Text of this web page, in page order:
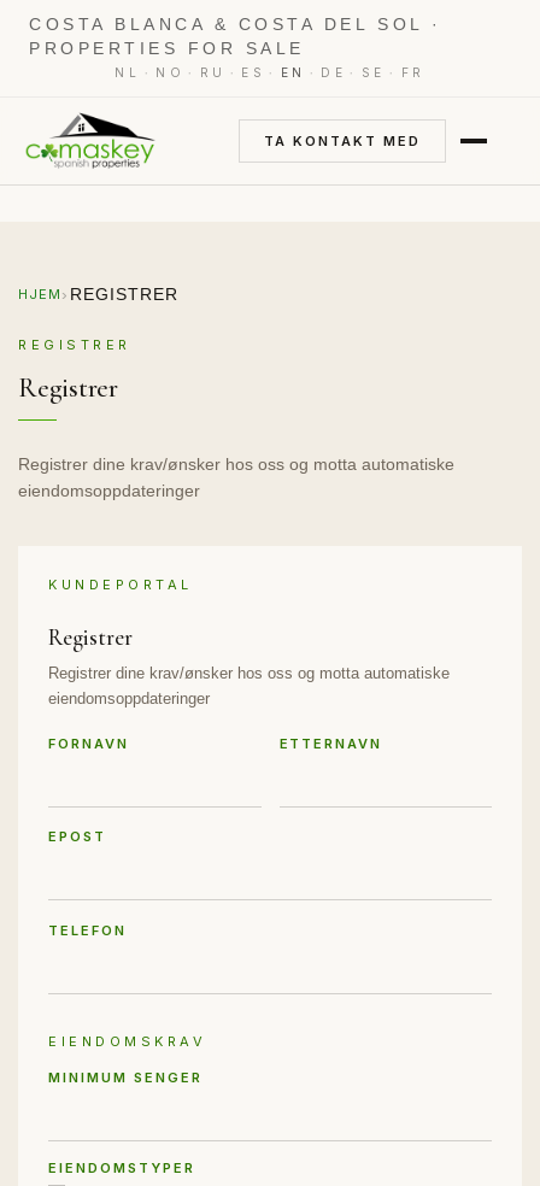
COSTA BLANCA & COSTA DEL SOL ·
PROPERTIES FOR SALE
NL · NO · RU · ES · EN · DE · SE · FR
TA KONTAKT MED
HJEM › REGISTRER
REGISTRER
Registrer
Registrer dine krav/ønsker hos oss og motta automatiske
eiendomsoppdateringer
KUNDEPORTAL
Registrer
Registrer dine krav/ønsker hos oss og motta automatiske
eiendomsoppdateringer
FORNAVN ETTERNAVN
EPOST
TELEFON
EIENDOMSKRAV
MINIMUM SENGER
EIENDOMSTYPER